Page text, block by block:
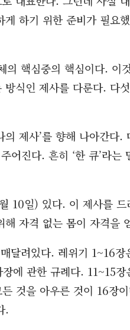
게 하기 위한 준비가 필
의 핵심중의 핵심이다.
방식인 제사를 다룬다. 다
의 제사’를 향해 나아간
어진다. 흔히 ‘한 큐’라
10일) 있다. 이 제사를
자격 없는 몸이 자격을
달려있다. 레위기 1~16
에 관한 규례다. 11~15
것을 아우른 것이 16장
.